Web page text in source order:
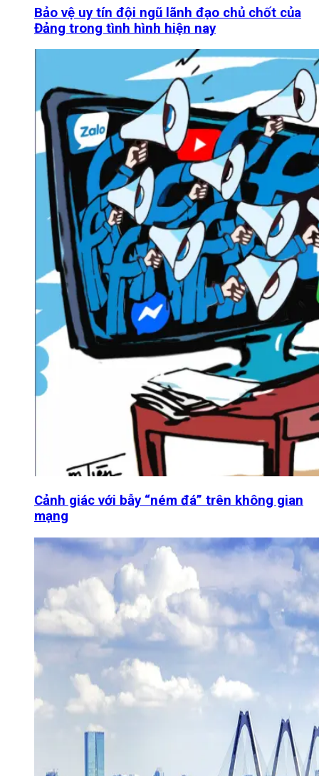
Bảo vệ uy tín đội ngũ lãnh đạo chủ chốt của
Đảng trong tình hình hiện nay
Cảnh giác với bẫy “ném đá” trên không gian
mạng